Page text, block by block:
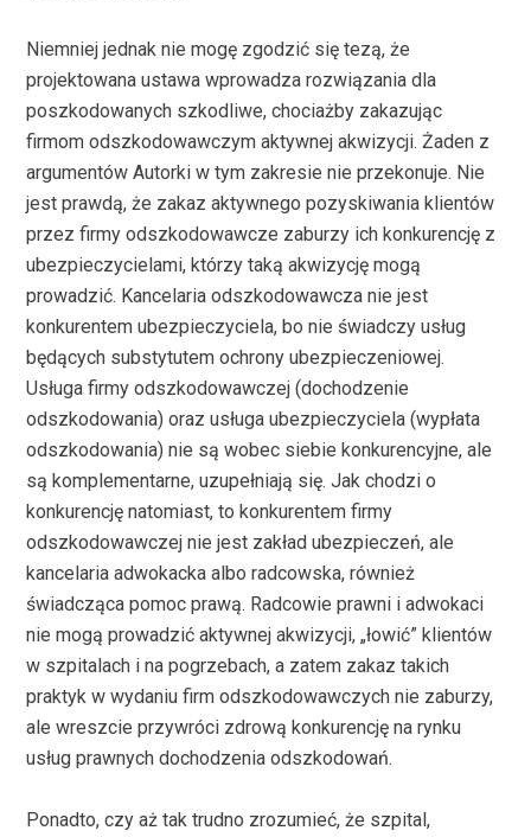
Niemniej jednak nie mogę zgodzić się tezą, że
projektowana ustawa wprowadza rozwiązania dla
poszkodowanych szkodliwe, chociażby zakazując
firmom odszkodowawczym aktywnej akwizycji. Żaden z
argumentów Autorki w tym zakresie nie przekonuje. Nie
jest prawdą, że zakaz aktywnego pozyskiwania klientów
przez firmy odszkodowawcze zaburzy ich konkurencję z
ubezpieczycielami, którzy taką akwizycję mogą
prowadzić. Kancelaria odszkodowawcza nie jest
konkurentem ubezpieczyciela, bo nie świadczy usług
będących substytutem ochrony ubezpieczeniowej.
Usługa firmy odszkodowawczej (dochodzenie
odszkodowania) oraz usługa ubezpieczyciela (wypłata
odszkodowania) nie są wobec siebie konkurencyjne, ale
są komplementarne, uzupełniają się. Jak chodzi o
konkurencję natomiast, to konkurentem firmy
odszkodowawczej nie jest zakład ubezpieczeń, ale
kancelaria adwokacka albo radcowska, również
świadcząca pomoc prawą. Radcowie prawni i adwokaci
nie mogą prowadzić aktywnej akwizycji, „łowić” klientów
w szpitalach i na pogrzebach, a zatem zakaz takich
praktyk w wydaniu firm odszkodowawczych nie zaburzy,
ale wreszcie przywróci zdrową konkurencję na rynku
usług prawnych dochodzenia odszkodowań.
Ponadto, czy aż tak trudno zrozumieć, że szpital,